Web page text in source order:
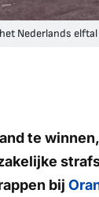
Nederlands elftal
te
bij